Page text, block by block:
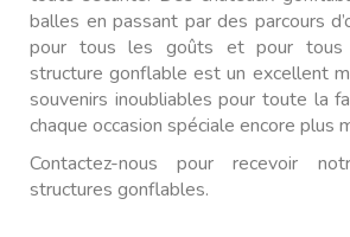
balles en passant par des parcours
pour tous les goûts et pour tous
structure gonflable est un excellent
souvenirs inoubliables pour toute la
chaque occasion spéciale encore plus
Contactez-nous pour recevoir
structures gonflables.